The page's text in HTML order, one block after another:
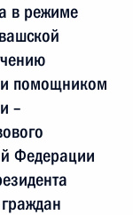
в режиме
помощником
–
Федерации